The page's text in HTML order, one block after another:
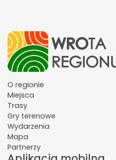
O regionie
Miejsca
Trasy
Gry terenowe
Wydarzenia
Mapa
Partnerzy